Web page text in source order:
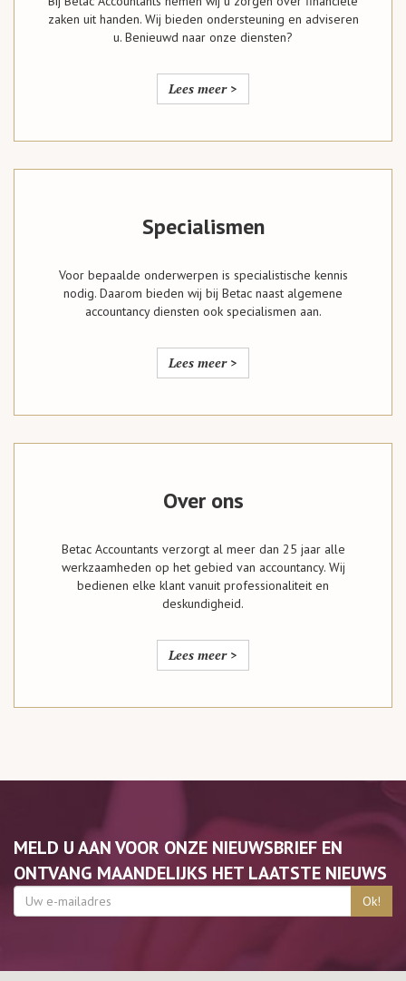
zaken uit handen. Wij bieden ondersteuning en adviseren
u. Benieuwd naar onze diensten?
Lees meer >
Specialismen
Voor bepaalde onderwerpen is specialistische kennis
nodig. Daarom bieden wij bij Betac naast algemene
accountancy diensten ook specialismen aan.
Lees meer >
Over ons
Betac Accountants verzorgt al meer dan 25 jaar alle
werkzaamheden op het gebied van accountancy. Wij
bedienen elke klant vanuit professionaliteit en
deskundigheid.
Lees meer >
MELD U AAN VOOR ONZE NIEUWSBRIEF EN
ONTVANG MAANDELIJKS HET LAATSTE NIEUWS
Ok!